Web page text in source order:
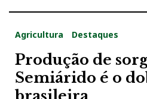
Agricultura Destaques
Produção de
Semiárido é o
brasileira